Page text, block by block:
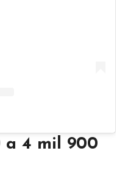
a 4 mil 900